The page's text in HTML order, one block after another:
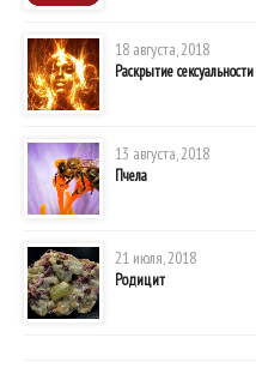
18 августа, 2018
Раскрытие сексуальности
13 августа, 2018
Пчела
21 июля, 2018
Родицит